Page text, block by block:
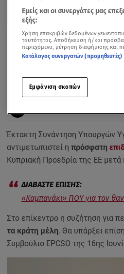
«Ασφυκτιούν» τα νοσοκομεία στην
αρχείου AP
Δείτε
Έκτακτη Συνάντηση Υπουργών
αντιμετωπιστεί η πρόσφατη
Κυπριακή Προεδρία της ΕΕ μετά
«Καμπανάκι» ΠΟΥ για τον
Στο επίκεντρο η συζήτηση για
τα κράτη μέλη. Θα υπάρξει
Συμβούλιο EPCSO της 16ης
Εμείς και οι συνεργάτες μας
εξής:
Χρήση επακριβών δεδομένων
ταυτότητας. Αποθήκευση ή/και
περιεχόμενο, μέτρηση διαφήμισης και
Κατάλογος συνεργατών (προμηθευτές)
Εμφάνιση σκοπών